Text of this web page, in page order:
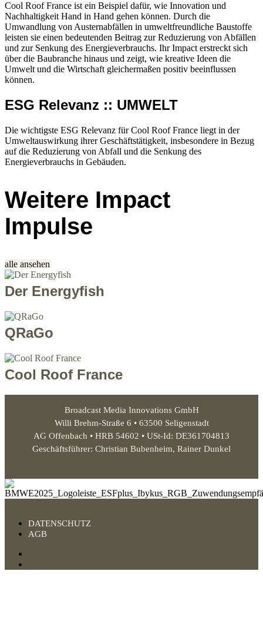
Cool Roof France ist ein Beispiel dafür, wie Innovation und
Nachhaltigkeit Hand in Hand gehen können. Durch die
Umwandlung von Austernabfällen in umweltfreundliche Baustoffe
leisten sie einen bedeutenden Beitrag zur Reduzierung von Abfällen
und zur Senkung des Energieverbrauchs. Ihr Impact erstreckt sich
über die Baubranche hinaus und zeigt, wie kreative Ideen die
Umwelt und die Wirtschaft gleichermaßen positiv beeinflussen
können.
ESG Relevanz :: UMWELT
Die wichtigste ESG Relevanz für Cool Roof France liegt in der
Umweltauswirkung ihrer Geschäftstätigkeit, insbesondere in Bezug
auf die Reduzierung von Abfall und die Senkung des
Energieverbrauchs in Gebäuden.
Weitere Impact
Impulse
alle ansehen
Der Energyfish
QRaGo
Cool Roof France
Broadcast Media Innovations GmbH
Willi Brehm-Straße 6 • 63500 Seligenstadt
AG Offenbach • HRB 54602 • USt-Id: DE361704813
Geschäftsführer: Christian Bubenheim, Rainer Dunkel
DATENSCHUTZ
AGB